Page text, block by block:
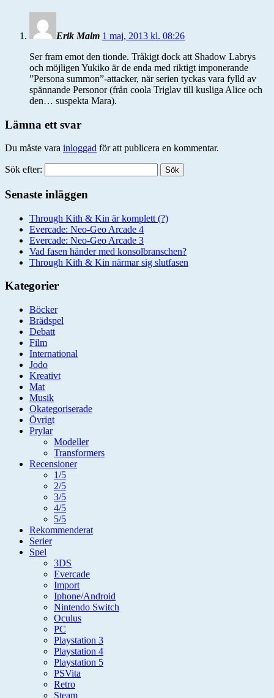
Erik Malm 1 maj, 2013 kl. 08:26
Ser fram emot den tionde. Tråkigt dock att Shadow Labrys
och möjligen Yukiko är de enda med riktigt imponerande
”Persona summon”-attacker, när serien tyckas vara fylld av
spännande Personor (från coola Triglav till kusliga Alice och
den… suspekta Mara).
Lämna ett svar
Du måste vara inloggad för att publicera en kommentar.
Sök efter:
Senaste inläggen
Through Kith & Kin är komplett (?)
Evercade: Neo-Geo Arcade 4
Evercade: Neo-Geo Arcade 3
Vad fasen händer med konsolbranschen?
Through Kith & Kin närmar sig slutfasen
Kategorier
Böcker
Brädspel
Debatt
Film
International
Jodo
Kreativt
Mat
Musik
Okategoriserade
Övrigt
Prylar
Modeller
Transformers
Recensioner
1/5
2/5
3/5
4/5
5/5
Rekommenderat
Serier
Spel
3DS
Evercade
Import
Iphone/Android
Nintendo Switch
Oculus
PC
Playstation 3
Playstation 4
Playstation 5
PSVita
Retro
Steam